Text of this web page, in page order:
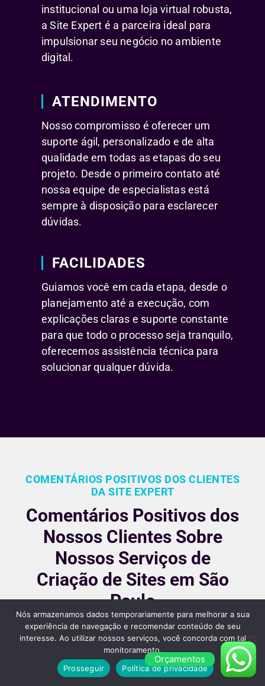
institucional ou uma loja virtual robusta,
a Site Expert é a parceira ideal para
impulsionar seu negócio no ambiente
digital.
ATENDIMENTO
Nosso compromisso é oferecer um
suporte ágil, personalizado e de alta
qualidade em todas as etapas do seu
projeto. Desde o primeiro contato até
nossa equipe de especialistas está
sempre à disposição para esclarecer
dúvidas.
FACILIDADES
Guiamos você em cada etapa, desde o
planejamento até a execução, com
explicações claras e suporte constante
para que todo o processo seja tranquilo,
oferecemos assistência técnica para
solucionar qualquer dúvida.
COMENTÁRIOS POSITIVOS DOS CLIENTES
DA SITE EXPERT
Comentários Positivos dos
Nossos Clientes Sobre
Nossos Serviços de
Criação de Sites em São
Paulo
Nossos clientes são fiéis pois gostara dos nossos
serviços e nos recomendam, veja alguns desses
comentários:Orçamentos
Nós armazenamos dados temporariamente para melhorar a sua
experiência de navegação e recomendar conteúdo de seu
interesse. Ao utilizar nossos serviços, você concorda com tal
monitoramento.
Prosseguir
Política de privacidade